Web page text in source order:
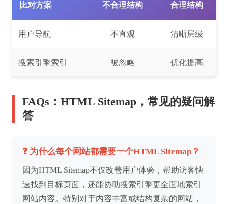
比对方案 不合理结构 合理结构
用户导航 不直观 清晰层级
搜索引擎索引 被忽略 优化提高
FAQs：HTML Sitemap，常见的疑问解
答
❓ 为什么每个网站都需要一个HTML Sitemap？
因为HTML Sitemap不仅改善用户体验，帮助访客快
速找到目标页面，还能协助搜索引擎更全面地索引
网站内容。特别对于内容丰富或结构复杂的网站，